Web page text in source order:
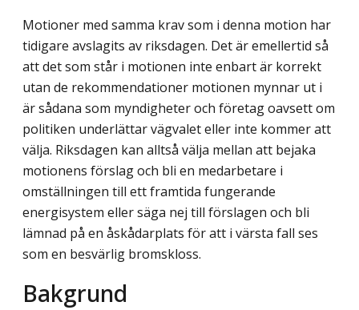
Motioner med samma krav som i denna motion har
tidigare avslagits av riksdagen. Det är emellertid så
att det som står i motionen inte enbart är korrekt
utan de rekommendationer motionen mynnar ut i
är sådana som myndigheter och företag oavsett om
politiken underlättar vägvalet eller inte kommer att
välja. Riksdagen kan alltså välja mellan att bejaka
motionens förslag och bli en medarbetare i
omställningen till ett framtida fungerande
energisystem eller säga nej till förslagen och bli
lämnad på en åskådarplats för att i värsta fall ses
som en besvärlig bromskloss.
Bakgrund